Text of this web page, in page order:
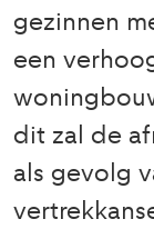
gezinnen
een
dit zal de
als gevolg